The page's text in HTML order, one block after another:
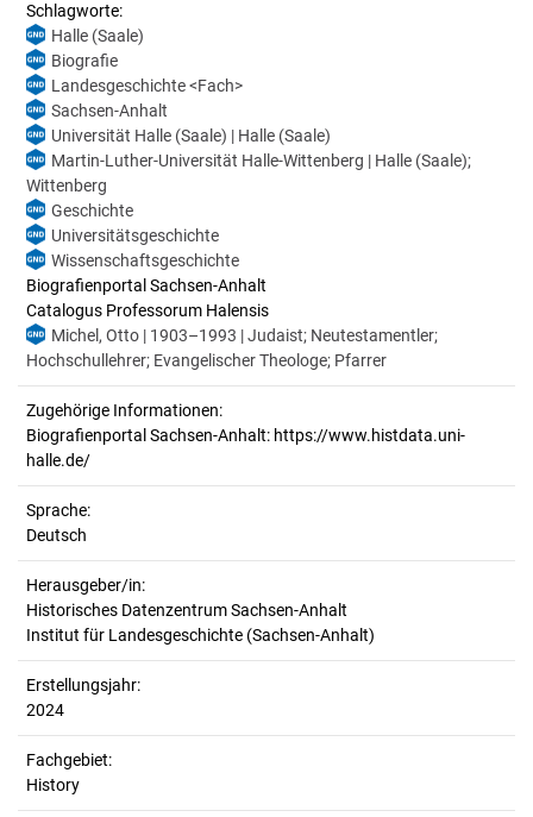
Schlagworte:
Halle (Saale)
Biografie
Landesgeschichte <Fach>
Sachsen-Anhalt
Universität Halle (Saale) | Halle (Saale)
Martin-Luther-Universität Halle-Wittenberg | Halle (Saale);
Wittenberg
Geschichte
Universitätsgeschichte
Wissenschaftsgeschichte
Biografienportal Sachsen-Anhalt
Catalogus Professorum Halensis
Michel, Otto | 1903–1993 | Judaist; Neutestamentler;
Hochschullehrer; Evangelischer Theologe; Pfarrer
Zugehörige Informationen:
Biografienportal Sachsen-Anhalt: https://www.histdata.uni-
halle.de/
Sprache:
Deutsch
Herausgeber/in:
Historisches Datenzentrum Sachsen-Anhalt
Institut für Landesgeschichte (Sachsen-Anhalt)
Erstellungsjahr:
2024
Fachgebiet:
History